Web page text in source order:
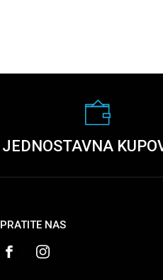
JEDNOSTAVNA
PRATITE NAS